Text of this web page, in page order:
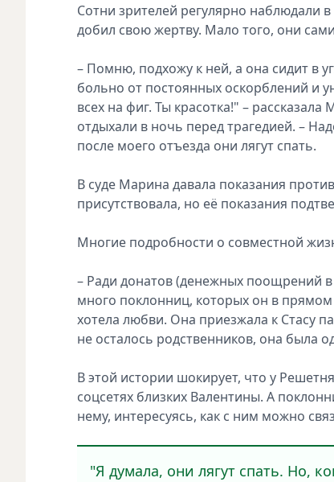
Сотни зрителей регулярно наблюдали
добил свою жертву. Мало того, они
– Помню, подхожу к ней, а она сидит в
больно от постоянных оскорблений и
всех на фиг. Ты красотка!" –
отдыхали в ночь перед трагедией. –
после моего отъезда они лягут спать.
В суде Марина давала показания
присутствовала, но её показания
Многие подробности о совместной
– Ради донатов (денежных поощрений
много поклонниц, которых он в прямом
хотела любви. Она приезжала к Стасу
не осталось родственников, она была
В этой истории шокирует, что у
соцсетях близких Валентины. А
нему, интересуясь, как с ним можно
"Я думала, они лягут спать. Но,